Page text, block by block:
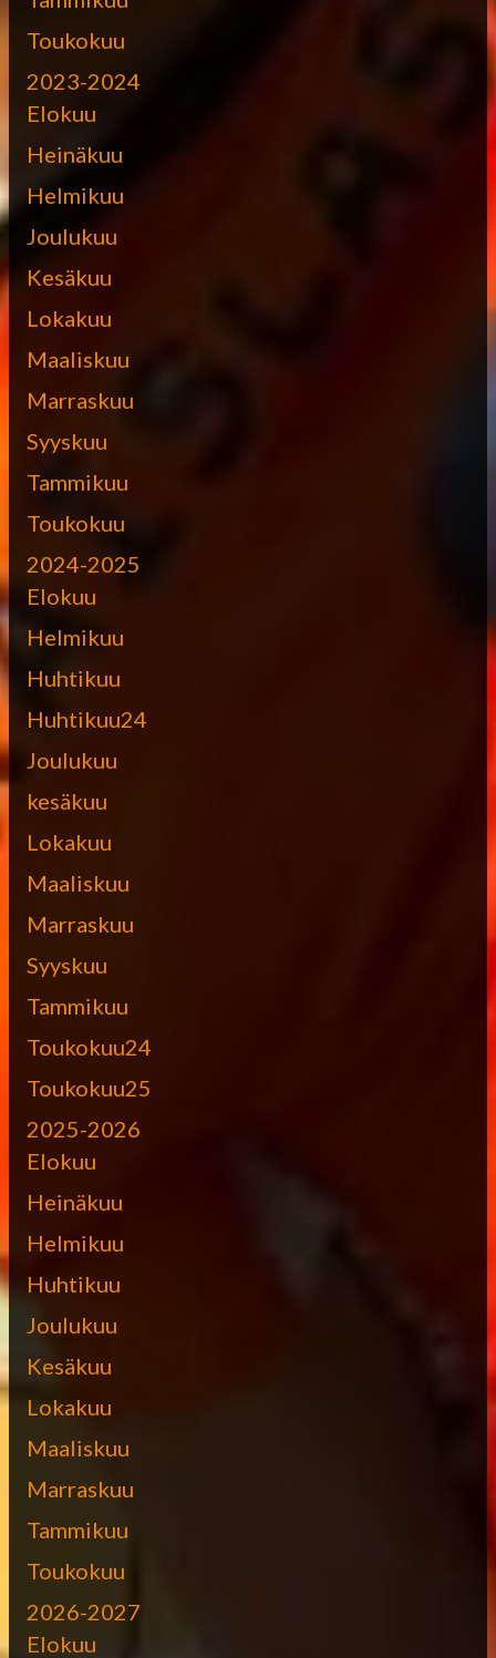
Toukokuu
2023-2024
Elokuu
Heinäkuu
Helmikuu
Joulukuu
Kesäkuu
Lokakuu
Maaliskuu
Marraskuu
Syyskuu
Tammikuu
Toukokuu
2024-2025
Elokuu
Helmikuu
Huhtikuu
Huhtikuu24
Joulukuu
kesäkuu
Lokakuu
Maaliskuu
Marraskuu
Syyskuu
Tammikuu
Toukokuu24
Toukokuu25
2025-2026
Elokuu
Heinäkuu
Helmikuu
Huhtikuu
Joulukuu
Kesäkuu
Lokakuu
Maaliskuu
Marraskuu
Tammikuu
Toukokuu
2026-2027
Elokuu